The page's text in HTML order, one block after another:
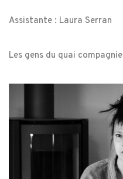
Assistante : Laura Serran
Les gens du quai compagnie